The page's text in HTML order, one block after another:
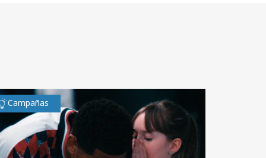
Campañas